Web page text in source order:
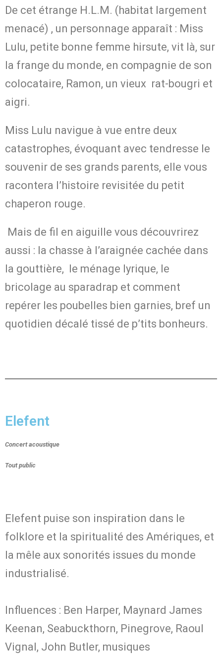
De cet étrange H.L.M. (habitat largement
menacé) , un personnage apparaît : Miss
Lulu, petite bonne femme hirsute, vit là, sur
la frange du monde, en compagnie de son
colocataire, Ramon, un vieux rat-bougri et
aigri.
Miss Lulu navigue à vue entre deux
catastrophes, évoquant avec tendresse le
souvenir de ses grands parents, elle vous
racontera l’histoire revisitée du petit
chaperon rouge.
Mais de fil en aiguille vous découvrirez
aussi : la chasse à l’araignée cachée dans
la gouttière, le ménage lyrique, le
bricolage au sparadrap et comment
repérer les poubelles bien garnies, bref un
quotidien décalé tissé de p’tits bonheurs.
Elefent
Concert acoustique
Tout public
Elefent puise son inspiration dans le
folklore et la spiritualité des Amériques, et
la mêle aux sonorités issues du monde
industrialisé.
Influences : Ben Harper, Maynard James
Keenan, Seabuckthorn, Pinegrove, Raoul
Vignal, John Butler, musiques